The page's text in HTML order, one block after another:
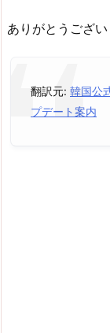
ありがとうござい
翻訳元: 韓国公
プデート案内